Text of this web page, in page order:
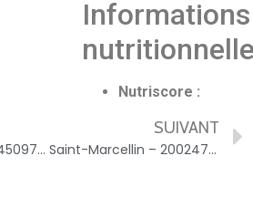
Informations
Nutriscore :
Bl? souffl? miel – 3450970134972
SUIVANT
Saint-Marcellin – 20024758